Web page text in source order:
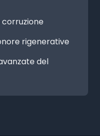
corruzione
rigenerative
del